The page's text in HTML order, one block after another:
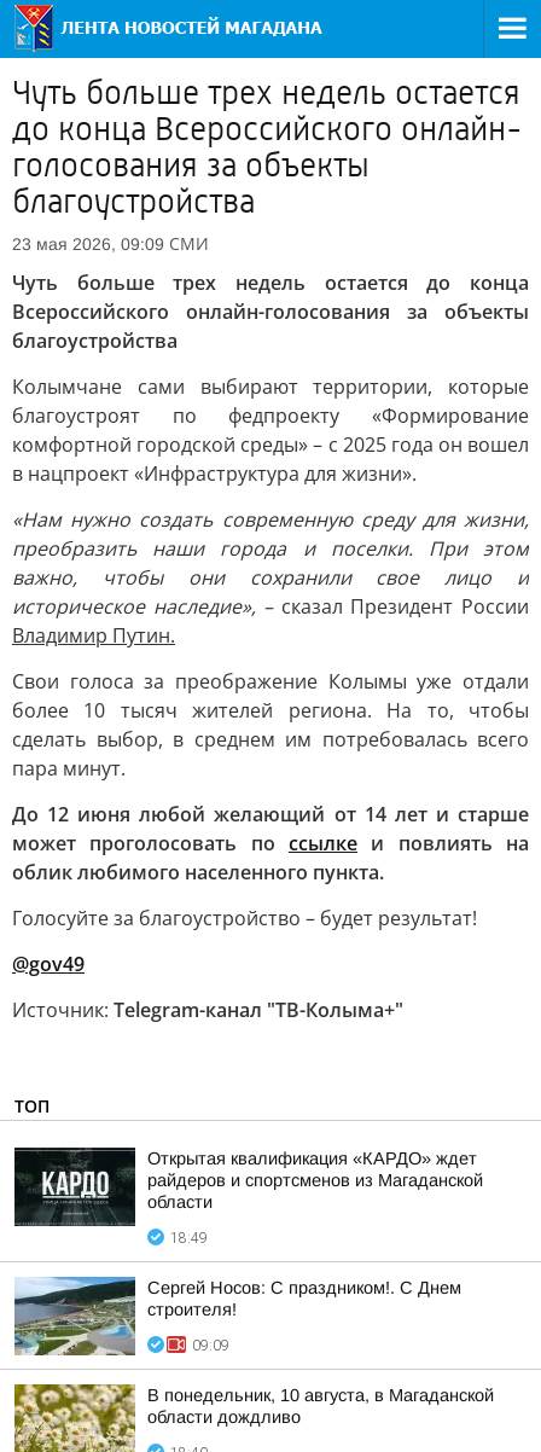
Чуть больше трех недель остается
до конца Всероссийского онлайн-
голосования за объекты
благоустройства
23 мая 2026, 09:09 СМИ
Чуть больше трех недель остается до конца
Всероссийского онлайн-голосования за объекты
благоустройства
Колымчане сами выбирают территории, которые
благоустроят по федпроекту «Формирование
комфортной городской среды» – с 2025 года он вошел
в нацпроект «Инфраструктура для жизни».
«Нам нужно создать современную среду для жизни,
преобразить наши города и поселки. При этом
важно, чтобы они сохранили свое лицо и
историческое наследие», –сказал Президент России
Владимир Путин.
Свои голоса за преображение Колымы уже отдали
более 10 тысяч жителей региона. На то, чтобы
сделать выбор, в среднем им потребовалась всего
пара минут.
До 12 июня любой желающий от 14 лет и старше
может проголосовать по ссылке и повлиять на
облик любимого населенного пункта.
Голосуйте за благоустройство – будет результат!
@gov49
Источник: Telegram-канал "ТВ-Колыма+"
ТОП
Открытая квалификация «КАРДО» ждет
райдеров и спортсменов из Магаданской
области
18:49
Сергей Носов: С праздником!. С Днем
строителя!
09:09
В понедельник, 10 августа, в Магаданской
области дождливо